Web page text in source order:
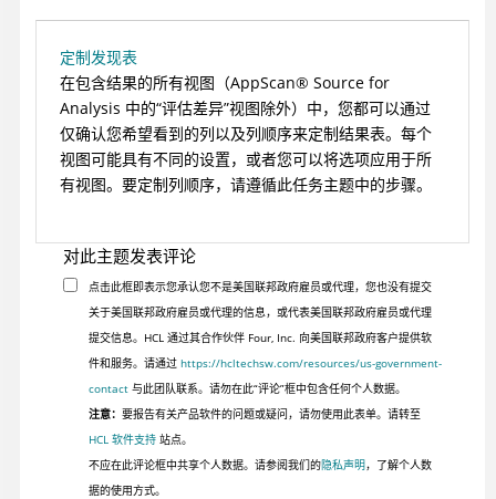
定制发现表
在包含结果的所有视图（AppScan® Source for
Analysis 中的“评估差异”视图除外）中，您都可以通过
仅确认您希望看到的列以及列顺序来定制结果表。每个
视图可能具有不同的设置，或者您可以将选项应用于所
有视图。要定制列顺序，请遵循此任务主题中的步骤。
对此主题发表评论
点击此框即表示您承认您不是美国联邦政府雇员或代理，您也没有提交
关于美国联邦政府雇员或代理的信息，或代表美国联邦政府雇员或代理
提交信息。HCL 通过其合作伙伴 Four, Inc. 向美国联邦政府客户提供软
件和服务。请通过 https://hcltechsw.com/resources/us-government-
contact与此团队联系。请勿在此“评论”框中包含任何个人数据。
注意： 要报告有关产品软件的问题或疑问，请勿使用此表单。请转至
HCL 软件支持站点。
不应在此评论框中共享个人数据。请参阅我们的隐私声明，了解个人数
据的使用方式。